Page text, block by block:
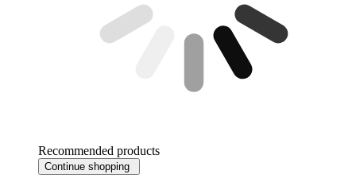
Recommended products
Continue shopping